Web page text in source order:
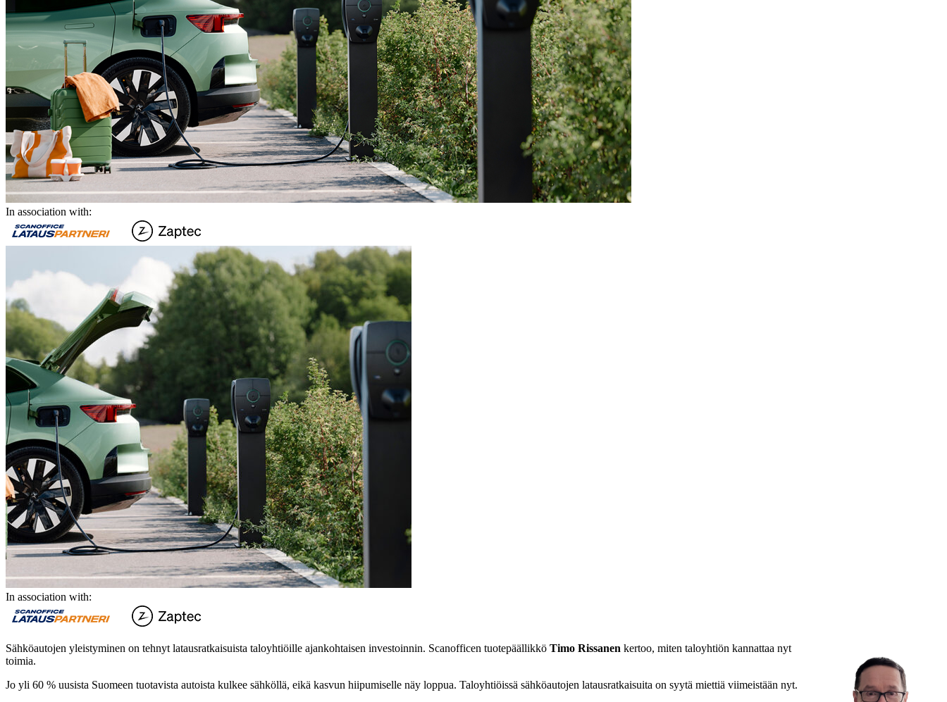
In association with:
In association with:
Sähköautojen yleistyminen on tehnyt latausratkaisuista taloyhtiöille ajankohtaisen investoinnin. Scanofficen tuotepäällikkö Timo Rissanen kertoo, miten taloyhtiön kannattaa nyt
toimia.
Jo yli 60 % uusista Suomeen tuotavista autoista kulkee sähköllä, eikä kasvun hiipumiselle näy loppua. Taloyhtiöissä sähköautojen latausratkaisuita on syytä miettiä viimeistään nyt.